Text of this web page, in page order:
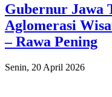
Gubernur Jawa
Aglomerasi
– Rawa Pening
Senin, 20 April 2026